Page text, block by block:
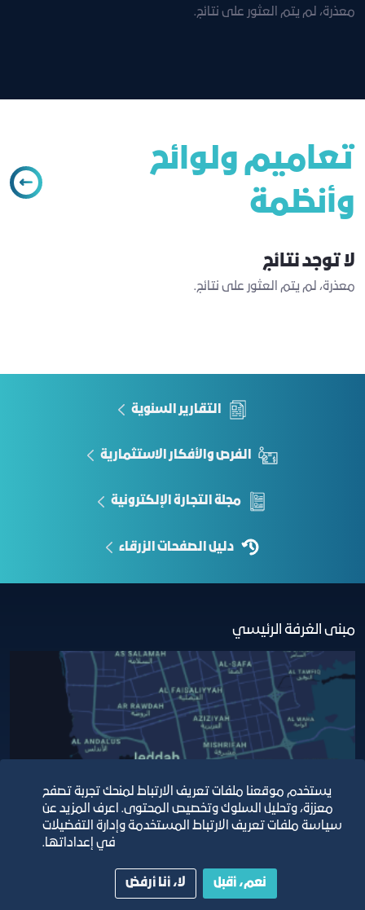
معذرة، لم يتم العثور على نتائج.
تعاميم ولوائح
وأنظمة
لا توجد نتائج
معذرة، لم يتم العثور على نتائج.
التقارير السنوية
الفرص والأفكار الاستثمارية
مجلة التجارة الإلكترونية
دليل الصفحات الزرقاء
مبنى الغرفة الرئيسي
يستخدم موقعنا ملفات تعريف الارتباط لمنحك تجربة تصفح
معززة، وتحليل السلوك وتخصيص المحتوى. اعرف المزيد عن
سياسة ملفات تعريف الارتباط المستخدمة وإدارة التفضيلات
في إعداداتها.
نعم، أقبل لا، أنا أرفض